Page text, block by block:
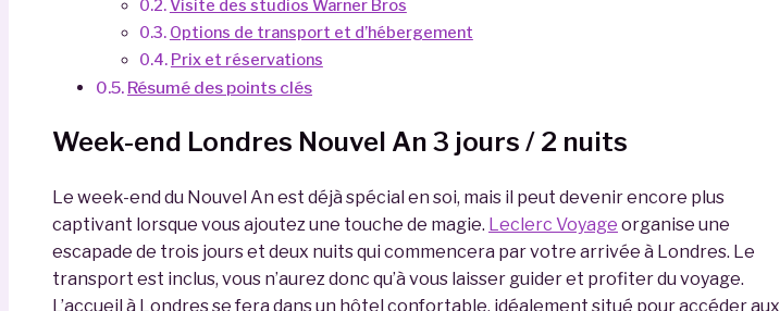
Visite des studios Warner Bros
Options de transport et d’hébergement
Prix et réservations
Résumé des points clés
Week-end Londres Nouvel An 3 jours / 2 nuits
Le week-end du Nouvel An est déjà spécial en soi, mais il peut devenir encore plus
captivant lorsque vous ajoutez une touche de magie. Leclerc Voyage organise une
escapade de trois jours et deux nuits qui commencera par votre arrivée à Londres. Le
transport est inclus, vous n’aurez donc qu’à vous laisser guider et profiter du voyage.
L’accueil à Londres se fera dans un hôtel confortable, idéalement situé pour accéder aux